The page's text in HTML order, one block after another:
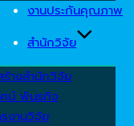
งานประกันคุณภาพ
สำนักวิจัย
ร้างสำนักวิจัย
น์ พันธกิจ
รงานวิจัย